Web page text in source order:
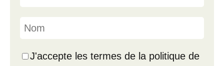
J'accepte les termes de la politique de